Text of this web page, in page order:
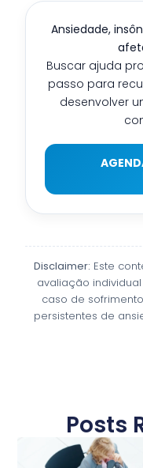
Ansiedade,
Buscar ajuda
passo para
desenvolver
Disclaimer: Este
avaliação
caso de
persistentes de
Posts